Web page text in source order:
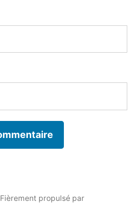
Fièrement propulsé par